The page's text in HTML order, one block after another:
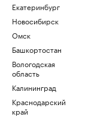
Екатеринбург
Новосибирск
Омск
Башкортостан
Вологодская
область
Калининград
Краснодарский
край